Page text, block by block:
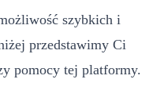
szybkich i
przedstawimy Ci
pomocy tej platformy.